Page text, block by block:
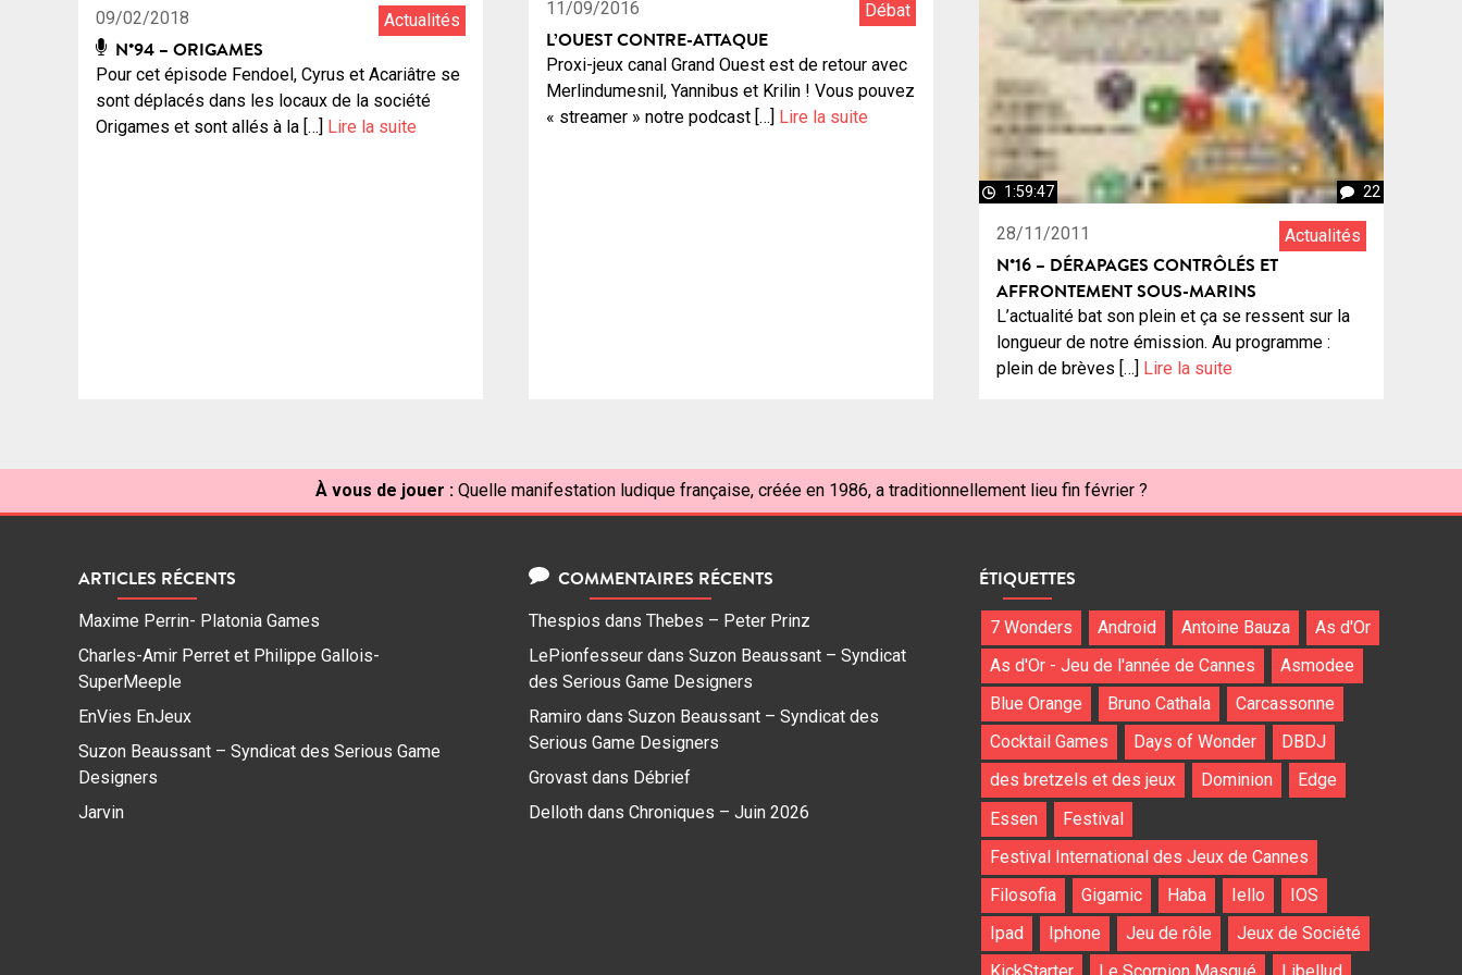
09/02/2018 Actualités
N°94 – ORIGAMES
Pour cet épisode Fendoel, Cyrus et Acariâtre se
sont déplacés dans les locaux de la société
Origames et sont allés à la […]
Lire la suite
11/09/2016 Débat
L’OUEST CONTRE-ATTAQUE
Proxi-jeux canal Grand Ouest est de retour avec
Merlindumesnil, Yannibus et Krilin ! Vous pouvez
« streamer » notre podcast […] Lire la suite
1:59:47 22
28/11/2011 Actualités
N°16 – DÉRAPAGES CONTRÔLÉS ET
AFFRONTEMENT SOUS-MARINS
L’actualité bat son plein et ça se ressent sur la
longueur de notre émission. Au programme :
plein de brèves […] Lire la suite
À vous de jouer : Quelle manifestation ludique française, créée en 1986, a traditionnellement lieu fin février ?
ARTICLES RÉCENTS
Maxime Perrin- Platonia Games
Charles-Amir Perret et Philippe Gallois-
SuperMeeple
EnVies EnJeux
Suzon Beaussant – Syndicat des Serious Game
Designers
Jarvin
COMMENTAIRES RÉCENTS
Thespios dans Thebes – Peter Prinz
LePionfesseur dans Suzon Beaussant – Syndicat
des Serious Game Designers
Ramiro dans Suzon Beaussant – Syndicat des
Serious Game Designers
Grovast dans Débrief
Delloth dans Chroniques – Juin 2026
ÉTIQUETTES
7 Wonders Android Antoine Bauza
As d'Or
As d'Or - Jeu de l'année de Cannes
Asmodee
Blue Orange
Bruno Cathala
Carcassonne
Cocktail Games
Days of Wonder
DBDJ
des bretzels et des jeux
Dominion
Edge
Essen
Festival
Festival International des Jeux de Cannes
Filosofia
Gigamic Haba Iello
IOS
Ipad
Iphone Jeu de rôle
Jeux de Société